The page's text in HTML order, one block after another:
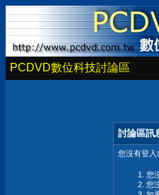
PCDVD數位科技討論區
討論區訊
您沒有登入
您
您